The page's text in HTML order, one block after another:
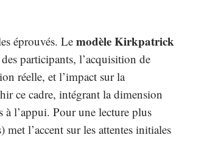
éprouvés. Lemodèle Kirkpatrick
participants, l’acquisition de
réelle, et l’impact sur la
ce cadre, intégrant la dimension
à l’appui. Pour une lecture plus
l’accent sur les attentes initiales